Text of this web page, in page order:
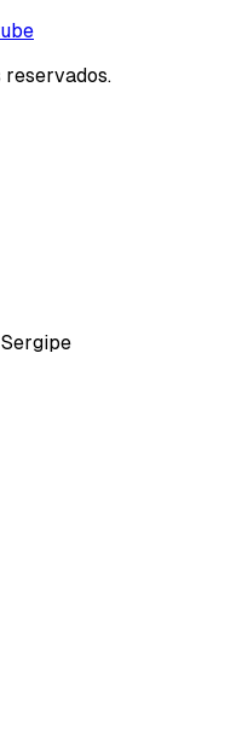
reservados.